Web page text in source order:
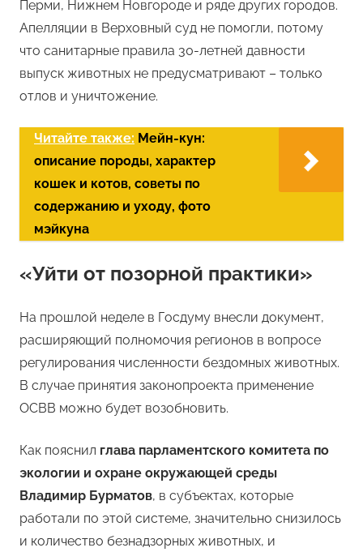
Перми, Нижнем Новгороде и ряде других городов.
Апелляции в Верховный суд не помогли, потому
что санитарные правила 30-летней давности
выпуск животных не предусматривают – только
отлов и уничтожение.
Читайте также: Мейн-кун:
описание породы, характер
кошек и котов, советы по
содержанию и уходу, фото
мэйкуна
«Уйти от позорной практики»
На прошлой неделе в Госдуму внесли документ,
расширяющий полномочия регионов в вопросе
регулирования численности бездомных животных.
В случае принятия законопроекта применение
ОСВВ можно будет возобновить.
Как пояснил глава парламентского комитета по
экологии и охране окружающей среды
Владимир Бурматов, в субъектах, которые
работали по этой системе, значительно снизилось
и количество безнадзорных животных, и